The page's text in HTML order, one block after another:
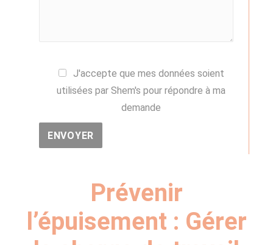
J'accepte que mes données soient
utilisées par Shem's pour répondre à ma
demande
Prévenir
l’épuisement : Gérer